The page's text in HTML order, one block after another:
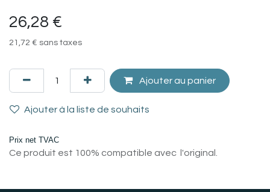
26,28 €
21,72 € sans taxes
Ajouter au panier
Ajouter à la liste de souhaits
Prix net TVAC
Ce produit est 100% compatible avec l'original.